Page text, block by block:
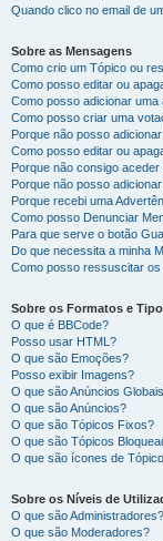
Quando clico no email de
Sobre as Mensagens
Como crio um Tópico ou
Como posso editar ou
Como posso adicionar
Como posso criar uma
Porque não posso
Como posso editar ou
Porque não consigo aceder
Porque não posso
Porque recebi uma
Como posso Denunciar
Para que serve o botão
Do que necessita a minha
Como posso ressuscitar
Sobre os Formatos e
O que é BBCode?
Posso usar HTML?
O que são Emoções?
Posso exibir Imagens?
O que são Anúncios
O que são Anúncios?
O que são Tópicos Fixos?
O que são Tópicos
O que são ícones de
Sobre os Níveis de
O que são Administradores?
O que são Moderadores?